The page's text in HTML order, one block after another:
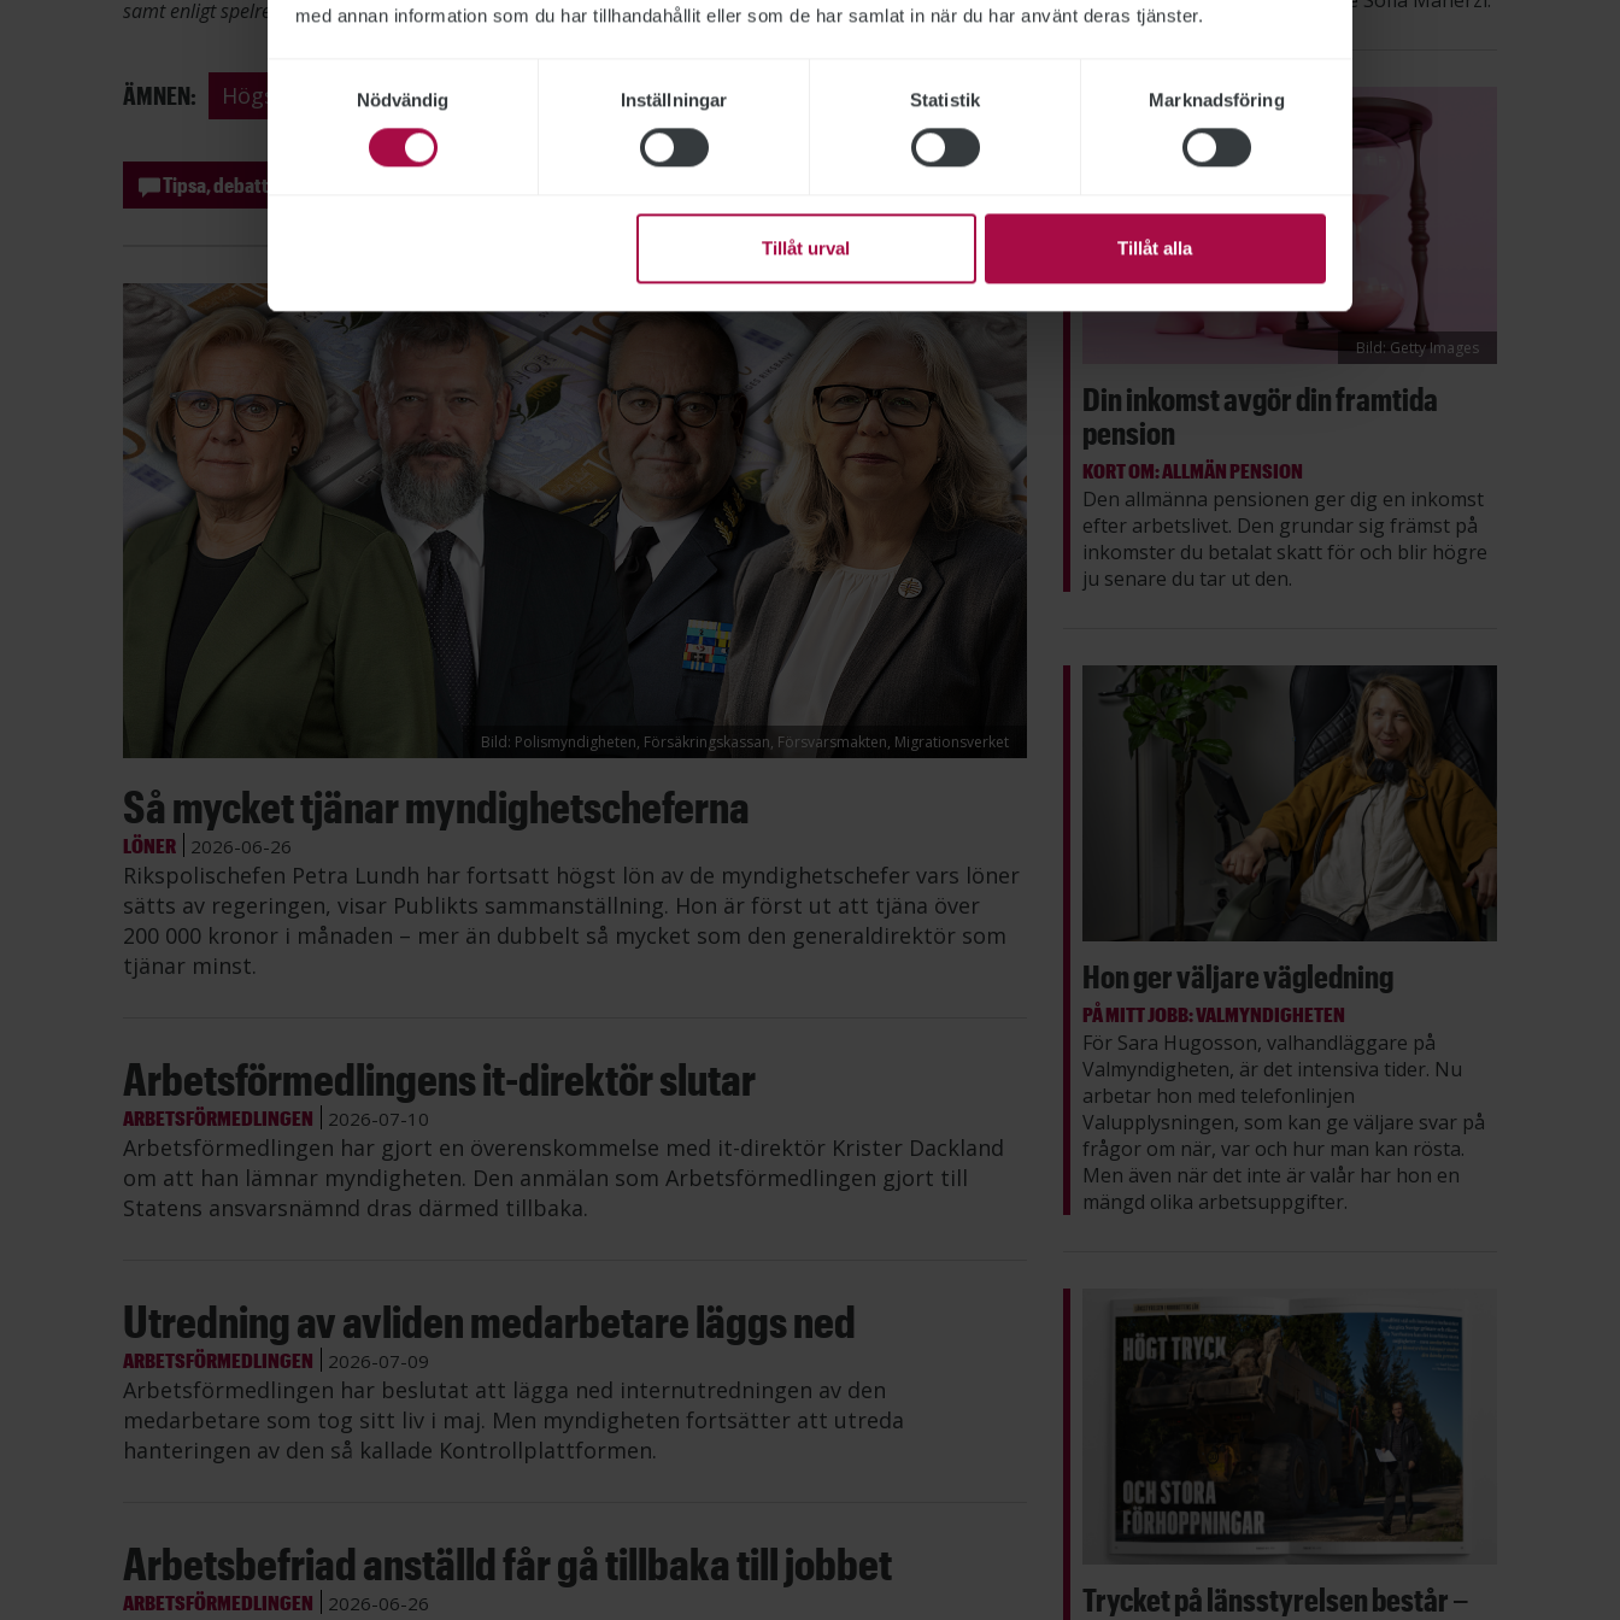
med annan information som du har tillhandahållit eller som de har samlat in när du har använt deras tjänster.
Samtyckesval
Nödvändig
Inställningar Statistik Marknadsföring
Tillåt urval Tillåt alla
samt enligt spelreglerna för press, radio och TV.
ÄMNEN: Högskolan
Tipsa, debattera eller påpeka fel
Bild: Polismyndigheten, Försäkringskassan, Försvarsmakten, Migrationsverket
Så mycket tjänar myndighetscheferna
LÖNER 2026-06-26
Rikspolischefen Petra Lundh har fortsatt högst lön av de myndighetschefer vars löner
sätts av regeringen, visar Publikts sammanställning. Hon är först ut att tjäna över
200 000 kronor i månaden – mer än dubbelt så mycket som den generaldirektör som
tjänar minst.
Arbetsförmedlingens it-direktör slutar
ARBETSFÖRMEDLINGEN 2026-07-10
Arbetsförmedlingen har gjort en överenskommelse med it-direktör Krister Dackland
om att han lämnar myndigheten. Den anmälan som Arbetsförmedlingen gjort till
Statens ansvarsnämnd dras därmed tillbaka.
Utredning av avliden medarbetare läggs ned
ARBETSFÖRMEDLINGEN 2026-07-09
Arbetsförmedlingen har beslutat att lägga ned internutredningen av den
medarbetare som tog sitt liv i maj. Men myndigheten fortsätter att utreda
hanteringen av den så kallade Kontrollplattformen.
Arbetsbefriad anställd får gå tillbaka till jobbet
ARBETSFÖRMEDLINGEN 2026-06-26
Bild: Getty Images
Din inkomst avgör din framtida
pension
KORT OM: ALLMÄN PENSION
Den allmänna pensionen ger dig en inkomst
efter arbetslivet. Den grundar sig främst på
inkomster du betalat skatt för och blir högre
ju senare du tar ut den.
Hon ger väljare vägledning
PÅ MITT JOBB: VALMYNDIGHETEN
För Sara Hugosson, valhandläggare på
Valmyndigheten, är det intensiva tider. Nu
arbetar hon med telefonlinjen
Valupplysningen, som kan ge väljare svar på
frågor om när, var och hur man kan rösta.
Men även när det inte är valår har hon en
mängd olika arbetsuppgifter.
Trycket på länsstyrelsen består –